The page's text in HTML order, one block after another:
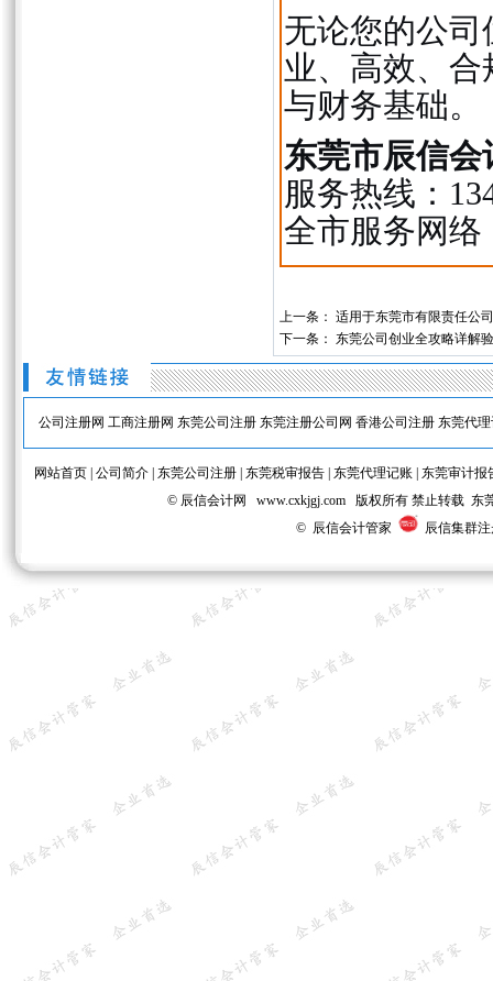
无论您的公
业、高效、
与财务基础。
东莞市辰信
服务热线：
全市服务网
上一条： 适用于东莞市有限责任公
下一条： 东莞公司创业全攻略详解
公司注册网 工商注册网 东莞公司注册 东莞注册公司网 香港公司注册 东莞代
网站首页| 公司简介| 东莞公司注册| 东莞税审报告| 东莞代理记账| 东莞审计报
© 辰信会计网 www.cxkjgj.com 版权所有 禁止转载 东
© 辰信会计管家
辰信集群